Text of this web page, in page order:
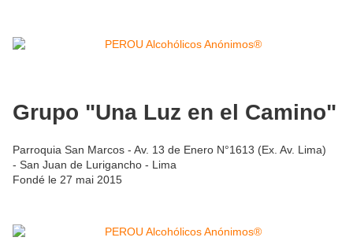
Grupo "Una Luz en el Camino"
Parroquia San Marcos - Av. 13 de Enero N°1613 (Ex. Av. Lima)
- San Juan de Lurigancho - Lima
Fondé le 27 mai 2015